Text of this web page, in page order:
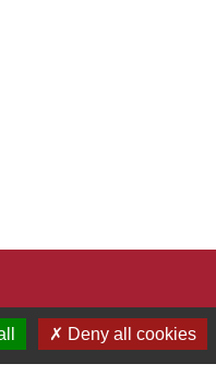
Deny all cookies